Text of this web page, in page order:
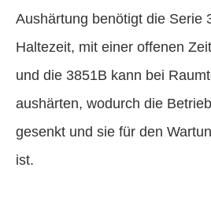
Aushärtung benötigt die Serie
Haltezeit, mit einer offenen
und die 3851B kann bei
aushärten, wodurch die
gesenkt und sie für den
ist.